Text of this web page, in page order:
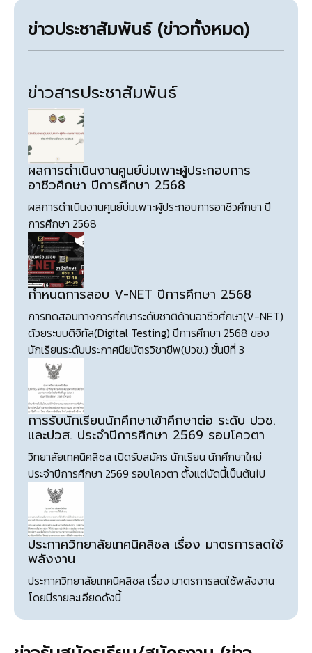
ข่าวประชาสัมพันธ์ (ข่าวทั้งหมด)
ข่าวสารประชาสัมพันธ์
ผลการดำเนินงานศูนย์บ่มเพาะผู้ประกอบการ
อาชีวศึกษา ปีการศึกษา 2568
ผลการดำเนินงานศูนย์บ่มเพาะผู้ประกอบการอาชีวศึกษา ปี
การศึกษา 2568
กำหนดการสอบ V-NET ปีการศึกษา 2568
การทดสอบทางการศึกษาระดับชาติด้านอาชีวศึกษา(V-NET)
ด้วยระบบดิจิทัล(Digital Testing) ปีการศึกษา 2568 ของ
นักเรียนระดับประกาศนียบัตรวิชาชีพ(ปวช.) ชั้นปีที่ 3
การรับนักเรียนนักศึกษาเข้าศึกษาต่อ ระดับ ปวช.
และปวส. ประจำปีการศึกษา 2569 รอบโควตา
วิทยาลัยเทคนิคสิชล เปิดรับสมัคร นักเรียน นักศึกษาใหม่
ประจำปีการศึกษา 2569 รอบโควตา ตั้งแต่บัดนี้เป็นต้นไป
ประกาศวิทยาลัยเทคนิคสิชล เรื่อง มาตรการลดใช้
พลังงาน
ประกาศวิทยาลัยเทคนิคสิชล เรื่อง มาตรการลดใช้พลังงาน
โดยมีรายละเอียดดังนี้